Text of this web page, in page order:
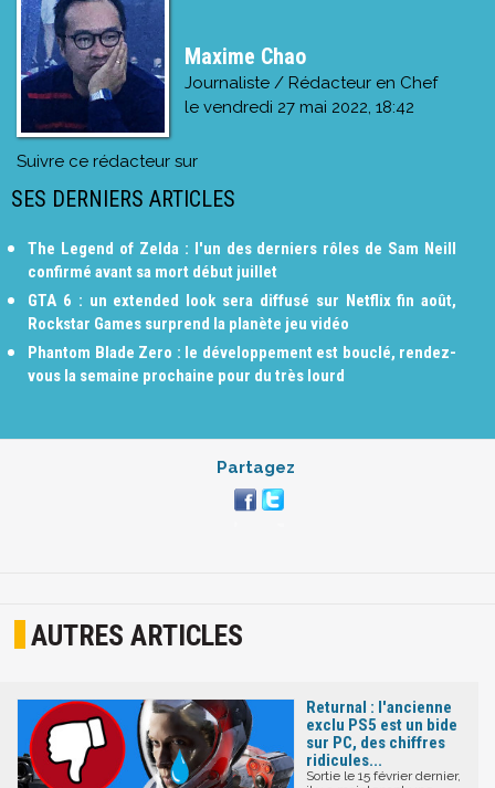
Maxime Chao
Journaliste / Rédacteur en Chef
le vendredi 27 mai 2022, 18:42
Suivre ce rédacteur sur
SES DERNIERS ARTICLES
The Legend of Zelda : l'un des derniers rôles de Sam Neill
confirmé avant sa mort début juillet
GTA 6 : un extended look sera diffusé sur Netflix fin août,
Rockstar Games surprend la planète jeu vidéo
Phantom Blade Zero : le développement est bouclé, rendez-
vous la semaine prochaine pour du très lourd
Partagez
AUTRES ARTICLES
Returnal : l'ancienne
exclu PS5 est un bide
sur PC, des chiffres
ridicules...
Sortie le 15 février dernier,